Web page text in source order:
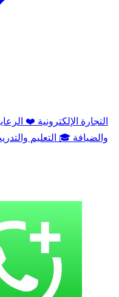
التجارة الإلكترونية ❤️
والضيافة 🎓 التعليم